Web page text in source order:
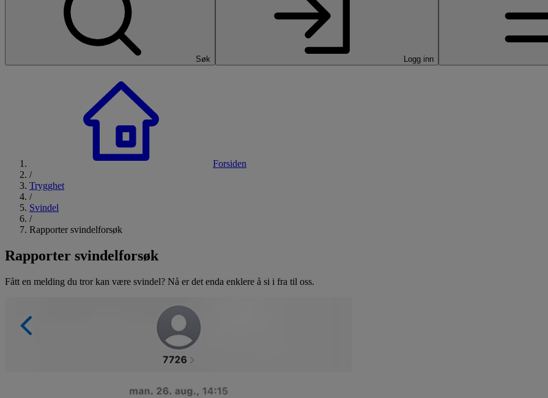
Søk Logg inn
Forsiden
/
Trygghet
/
Svindel
/
Rapporter svindelforsøk
Rapporter svindelforsøk
Fått en melding du tror kan være svindel? Nå er det enda enklere å si i fra til oss.